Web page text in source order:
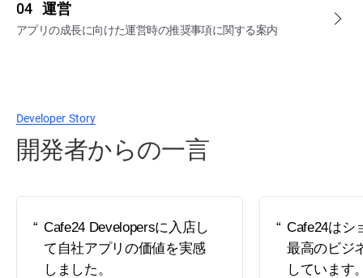
04 運営
アプリの成長に向けた運営時の推奨事項に関する案内
Developer Story
開発者からの一言
Cafe24 Developersに入店し
て自社アプリの価値を実感
しました。
Cafe24はシ
最高のビジ
しています